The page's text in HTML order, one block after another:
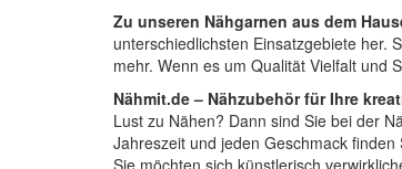
Zu unseren Nähgarnen aus dem
unterschiedlichsten Einsatzgebiete her.
mehr. Wenn es um Qualität Vielfalt und
Nähmit.de – Nähzubehör für Ihre
Lust zu Nähen? Dann sind Sie bei der
Jahreszeit und jeden Geschmack
Sie möchten sich künstlerisch